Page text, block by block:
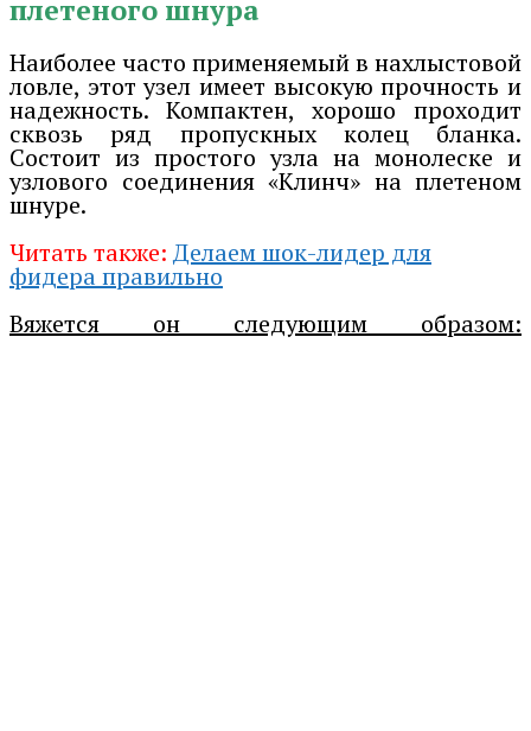
плетеного шнура
Наиболее часто применяемый в нахлыстовой
ловле, этот узел имеет высокую прочность и
надежность. Компактен, хорошо проходит
сквозь ряд пропускных колец бланка.
Состоит из простого узла на монолеске и
узлового соединения «Клинч» на плетеном
шнуре.
Читать также: Делаем шок-лидер для
фидера правильно
Вяжется он следующим образом: